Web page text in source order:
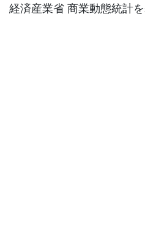
経済産業省 商業動態統計